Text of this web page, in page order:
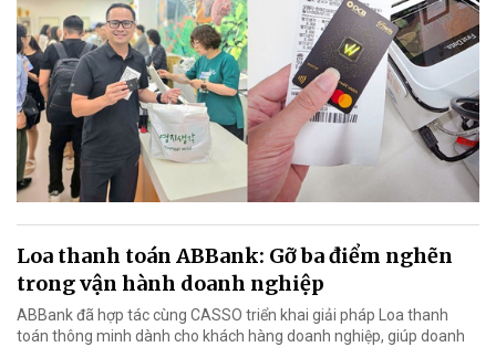
Loa thanh toán ABBank: Gỡ ba điểm nghẽn
trong vận hành doanh nghiệp
ABBank đã hợp tác cùng CASSO triển khai giải pháp Loa thanh
toán thông minh dành cho khách hàng doanh nghiệp, giúp doanh